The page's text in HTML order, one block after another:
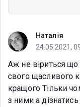
Наталія
24.05.2021,
Аж не віриться що
свого щасливого
кращого Тільки
з ними а